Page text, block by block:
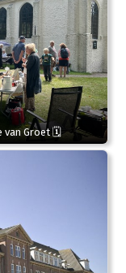
van Groet 🗓